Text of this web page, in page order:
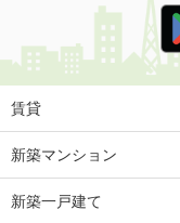
賃貸
新築マンション
新築一戸建て